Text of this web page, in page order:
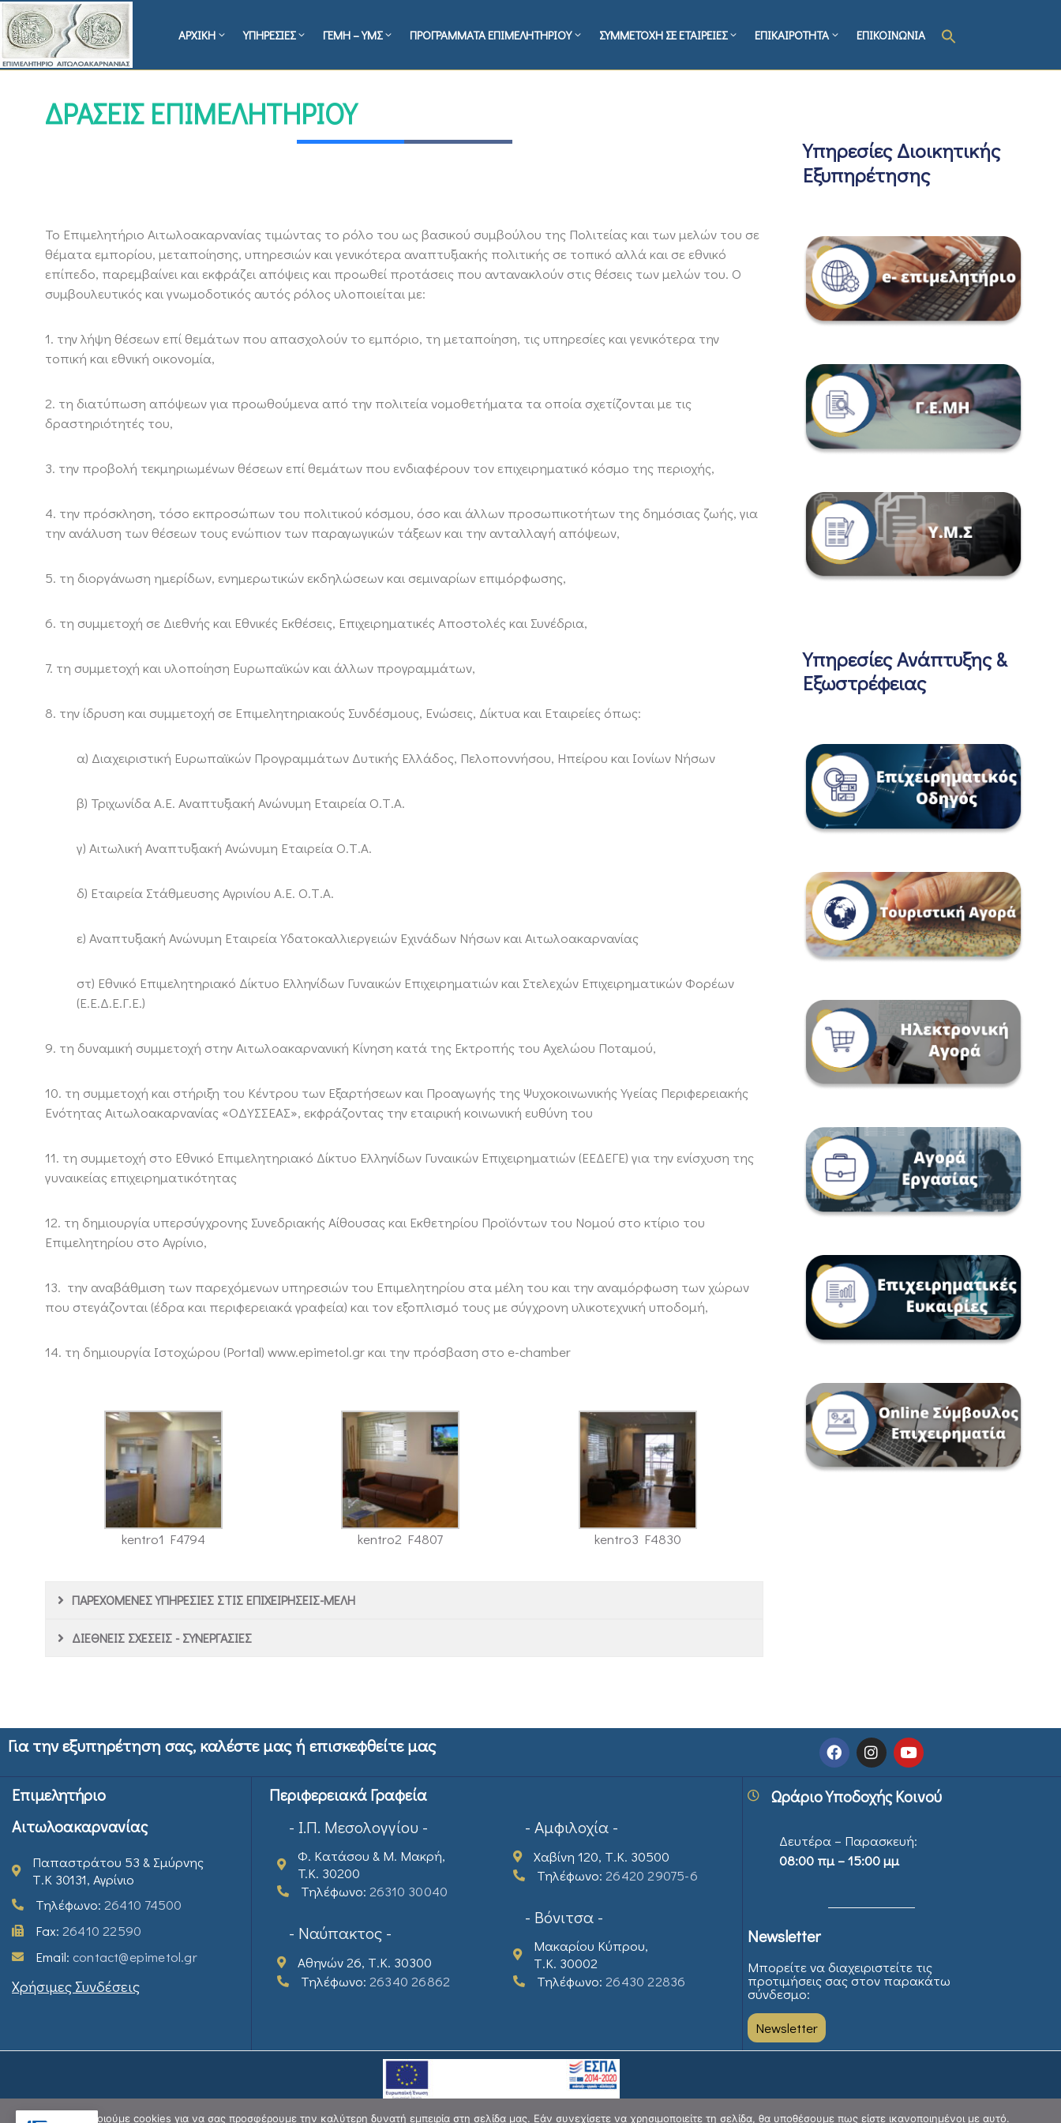
ΑΡΧΙΚΗ ΥΠΗΡΕΣΙΕΣ ΓΕΜΗ – ΥΜΣ ΠΡΟΓΡΑΜΜΑΤΑ ΕΠΙΜΕΛΗΤΗΡΙΟΥ ΣΥΜΜΕΤΟΧΗ ΣΕ ΕΤΑΙΡΕΙΕΣ ΕΠΙΚΑΙΡΟΤΗΤΑ ΕΠΙΚΟΙΝΩΝΙΑ
ΔΡΆΣΕΙΣ ΕΠΙΜΕΛΗΤΗΡΊΟΥ
Το Επιμελητήριο Αιτωλοακαρνανίας τιμώντας το ρόλο του ως βασικού συμβούλου της Πολιτείας και των μελών του σε
θέματα εμπορίου, μεταποίησης, υπηρεσιών και γενικότερα αναπτυξιακής πολιτικής σε τοπικό αλλά και σε εθνικό
επίπεδο, παρεμβαίνει και εκφράζει απόψεις και προωθεί προτάσεις που αντανακλούν στις θέσεις των μελών του. Ο
συμβουλευτικός και γνωμοδοτικός αυτός ρόλος υλοποιείται με:
1. την λήψη θέσεων επί θεμάτων που απασχολούν το εμπόριο, τη μεταποίηση, τις υπηρεσίες και γενικότερα την
τοπική και εθνική οικονομία,
2. τη διατύπωση απόψεων για προωθούμενα από την πολιτεία νομοθετήματα τα οποία σχετίζονται με τις
δραστηριότητές του,
3. την προβολή τεκμηριωμένων θέσεων επί θεμάτων που ενδιαφέρουν τον επιχειρηματικό κόσμο της περιοχής,
4. την πρόσκληση, τόσο εκπροσώπων του πολιτικού κόσμου, όσο και άλλων προσωπικοτήτων της δημόσιας ζωής, για
την ανάλυση των θέσεων τους ενώπιον των παραγωγικών τάξεων και την ανταλλαγή απόψεων,
5. τη διοργάνωση ημερίδων, ενημερωτικών εκδηλώσεων και σεμιναρίων επιμόρφωσης,
6. τη συμμετοχή σε Διεθνής και Εθνικές Εκθέσεις, Επιχειρηματικές Αποστολές και Συνέδρια,
7. τη συμμετοχή και υλοποίηση Ευρωπαϊκών και άλλων προγραμμάτων,
8. την ίδρυση και συμμετοχή σε Επιμελητηριακούς Συνδέσμους, Ενώσεις, Δίκτυα και Εταιρείες όπως:
α) Διαχειριστική Ευρωπαϊκών Προγραμμάτων Δυτικής Ελλάδος, Πελοποννήσου, Ηπείρου και Ιονίων Νήσων
β) Τριχωνίδα Α.Ε. Αναπτυξιακή Ανώνυμη Εταιρεία Ο.Τ.Α.
γ) Αιτωλική Αναπτυξιακή Ανώνυμη Εταιρεία Ο.Τ.Α.
δ) Εταιρεία Στάθμευσης Αγρινίου Α.Ε. Ο.Τ.Α.
ε) Αναπτυξιακή Ανώνυμη Εταιρεία Υδατοκαλλιεργειών Εχινάδων Νήσων και Αιτωλοακαρνανίας
στ) Εθνικό Επιμελητηριακό Δίκτυο Ελληνίδων Γυναικών Επιχειρηματιών και Στελεχών Επιχειρηματικών Φορέων
(Ε.Ε.Δ.Ε.Γ.Ε.)
9. τη δυναμική συμμετοχή στην Αιτωλοακαρνανική Κίνηση κατά της Εκτροπής του Αχελώου Ποταμού,
10. τη συμμετοχή και στήριξη του Κέντρου των Εξαρτήσεων και Προαγωγής της Ψυχοκοινωνικής Υγείας Περιφερειακής
Ενότητας Αιτωλοακαρνανίας «ΟΔΥΣΣΕΑΣ», εκφράζοντας την εταιρική κοινωνική ευθύνη του
11. τη συμμετοχή στο Εθνικό Επιμελητηριακό Δίκτυο Ελληνίδων Γυναικών Επιχειρηματιών (ΕΕΔΕΓΕ) για την ενίσχυση της
γυναικείας επιχειρηματικότητας
12. τη δημιουργία υπερσύγχρονης Συνεδριακής Αίθουσας και Εκθετηρίου Προϊόντων του Νομού στο κτίριο του
Επιμελητηρίου στο Αγρίνιο,
13. την αναβάθμιση των παρεχόμενων υπηρεσιών του Επιμελητηρίου στα μέλη του και την αναμόρφωση των χώρων
που στεγάζονται (έδρα και περιφερειακά γραφεία) και τον εξοπλισμό τους με σύγχρονη υλικοτεχνική υποδομή,
14. τη δημιουργία Ιστοχώρου (Portal) www.epimetol.gr και την πρόσβαση στο e-chamber
kentro1 F4794 kentro2 F4807 kentro3 F4830
ΠΑΡΕΧΟΜΕΝΕΣ ΥΠΗΡΕΣΙΕΣ ΣΤΙΣ ΕΠΙΧΕΙΡΗΣΕΙΣ-ΜΕΛΗ
ΔΙΕΘΝΕΙΣ ΣΧΕΣΕΙΣ - ΣΥΝΕΡΓΑΣΙΕΣ
Υπηρεσίες Διοικητικής
Εξυπηρέτησης
Υπηρεσίες Ανάπτυξης &
Εξωστρέφειας
Για την εξυπηρέτηση σας, καλέστε μας ή επισκεφθείτε μας
Επιμελητήριο
Αιτωλοακαρνανίας
Παπαστράτου 53 & Σμύρνης
Τ.Κ 30131, Αγρίνιο
Τηλέφωνο: 26410 74500
Fax: 26410 22590
Email: contact@epimetol.gr
Χρήσιμες Συνδέσεις
Περιφερειακά Γραφεία
- Ι.Π. Μεσολογγίου -
Φ. Κατάσου & Μ. Μακρή,
T.K. 30200
Τηλέφωνο: 26310 30040
- Ναύπακτος -
Αθηνών 26, Τ.Κ. 30300
Τηλέφωνο: 26340 26862
- Αμφιλοχία -
Χαβίνη 120, Τ.Κ. 30500
Τηλέφωνο:26420 29075-6
- Βόνιτσα -
Μακαρίου Κύπρου,
Τ.Κ. 30002
Τηλέφωνο:26430 22836
Ωράριο Υποδοχής Κοινού
Δευτέρα – Παρασκευή:
08:00 πμ – 15:00 μμ
Newsletter
Μπορείτε να διαχειριστείτε τις
προτιμήσεις σας στον παρακάτω
σύνδεσμο:
Newsletter
Χρησιμοποιούμε cookies για να σας προσφέρουμε την καλύτερη δυνατή εμπειρία στη σελίδα μας. Εάν συνεχίσετε να χρησιμοποιείτε τη σελίδα, θα υποθέσουμε πως είστε ικανοποιημένοι με αυτό.